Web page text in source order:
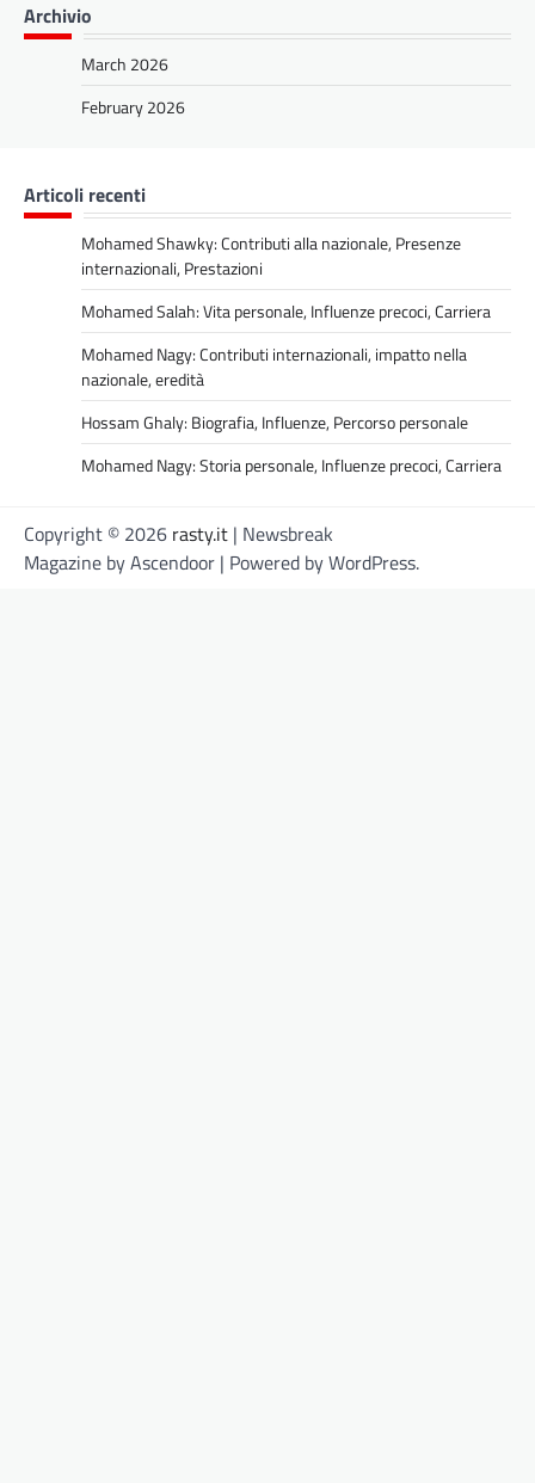
Archivio
March 2026
February 2026
Articoli recenti
Mohamed Shawky: Contributi alla nazionale, Presenze
internazionali, Prestazioni
Mohamed Salah: Vita personale, Influenze precoci, Carriera
Mohamed Nagy: Contributi internazionali, impatto nella
nazionale, eredità
Hossam Ghaly: Biografia, Influenze, Percorso personale
Mohamed Nagy: Storia personale, Influenze precoci, Carriera
Copyright © 2026 rasty.it | Newsbreak
Magazine byAscendoor | Powered byWordPress.